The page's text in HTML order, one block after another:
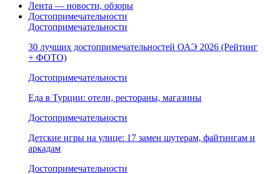
Лента — новости, обзоры
Достопримечательности
Достопримечательности
30 лучших достопримечательностей ОАЭ 2026 (Рейтинг
+ ФОТО)
Достопримечательности
Еда в Турции: отели, рестораны, магазины
Достопримечательности
Детские игры на улице: 17 замен шутерам, файтингам и
аркадам
Достопримечательности